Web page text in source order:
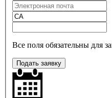
Все поля обязательны для
Подать заявку